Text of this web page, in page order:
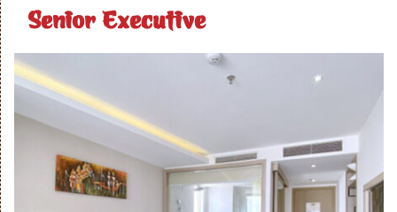
Senior Executive